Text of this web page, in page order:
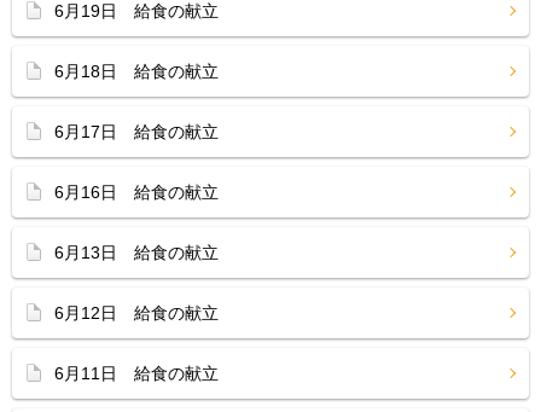
6月19日 給食の献立
6月18日 給食の献立
6月17日 給食の献立
6月16日 給食の献立
6月13日 給食の献立
6月12日 給食の献立
6月11日 給食の献立